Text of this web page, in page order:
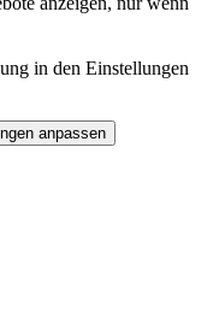
in den Einstellungen
anpassen